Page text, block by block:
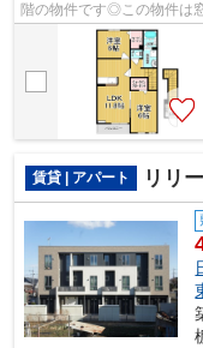
階の物件です◎この物件は
です◎こちらの物件はアパ
賃貸 | アパート リリ